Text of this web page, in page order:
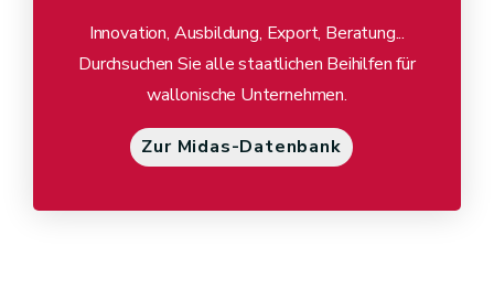
Innovation, Ausbildung, Export, Beratung...
Durchsuchen Sie alle staatlichen Beihilfen für
wallonische Unternehmen.
Zur Midas-Datenbank